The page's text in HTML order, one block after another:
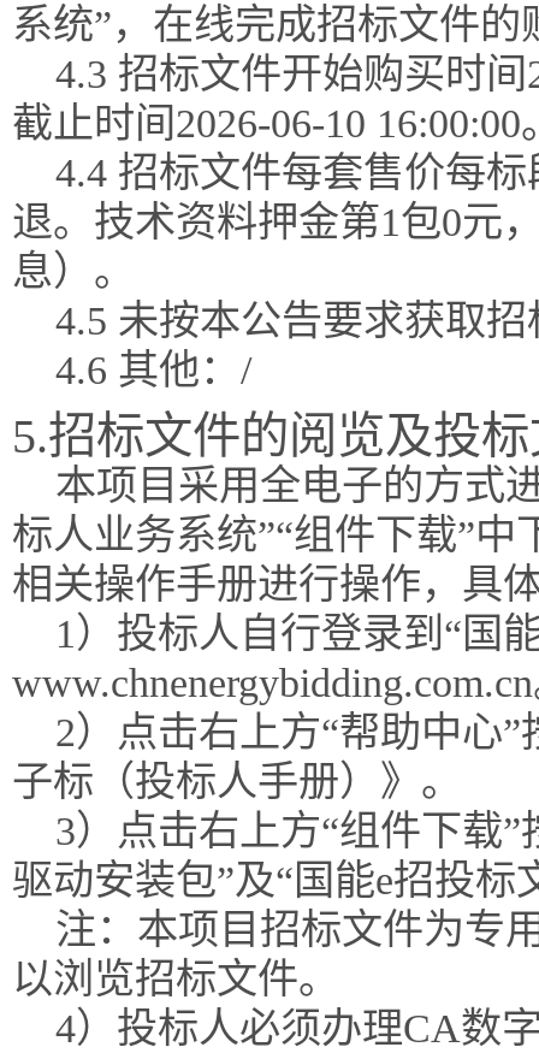
系统”，在线完成招标文件的
4.3 招标文件开始购买时间
截止时间2026-06-10 16:00:00
4.4 招标文件每套售价每
退。技术资料押金第1包0元
息）。
4.5 未按本公告要求获取
4.6 其他：/
5.招标文件的阅览及投
本项目采用全电子的方式
标人业务系统”“组件下载”
相关操作手册进行操作，具
1）投标人自行登录到“国
2）点击右上方“帮助中心
子标（投标人手册）》。
3）点击右上方“组件下载
驱动安装包”及“国能e招投标
注：本项目招标文件为专
以浏览招标文件。
4）投标人必须办理CA数